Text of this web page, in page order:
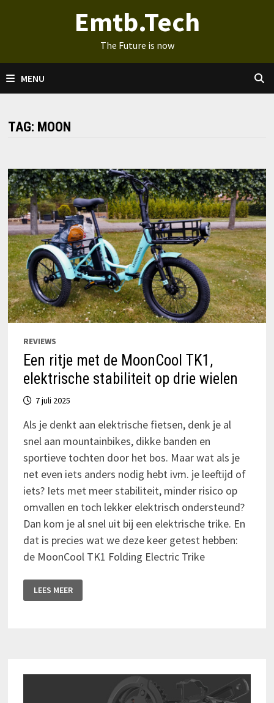
Emtb.Tech
The Future is now
MENU
TAG: MOON
REVIEWS
Een ritje met de MoonCool TK1,
elektrische stabiliteit op drie wielen
7 juli 2025
Als je denkt aan elektrische fietsen, denk je al
snel aan mountainbikes, dikke banden en
sportieve tochten door het bos. Maar wat als je
net even iets anders nodig hebt ivm. je leeftijd of
iets? Iets met meer stabiliteit, minder risico op
omvallen en toch lekker elektrisch ondersteund?
Dan kom je al snel uit bij een elektrische trike. En
dat is precies wat we deze keer getest hebben:
de MoonCool TK1 Folding Electric Trike
RITJE
MET
LEES MEER